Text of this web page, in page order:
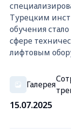
Турецким
обучения
сфере
лифтовым
Галерея
15.07.2025